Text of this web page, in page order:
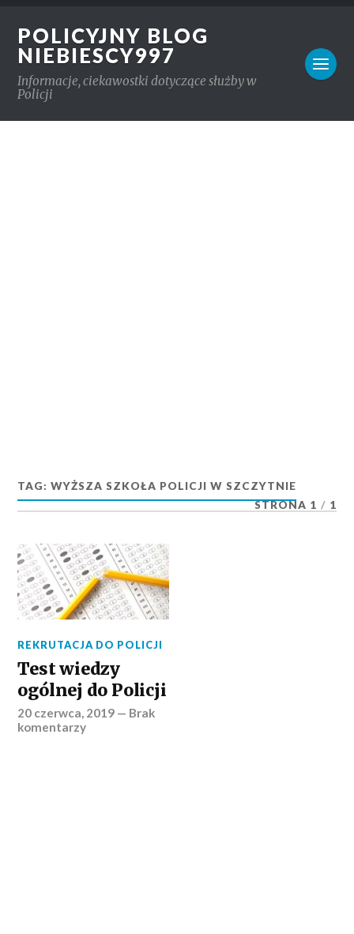
POLICYJNY BLOG
NIEBIESCY997
Informacje, ciekawostki dotyczące służby w
Policji
TAG:WYŻSZA SZKOŁA POLICJI W SZCZYTNIE
STRONA 1 / 1
REKRUTACJA DO POLICJI
Test wiedzy
ogólnej do Policji
20 czerwca, 2019 — Brak
komentarzy